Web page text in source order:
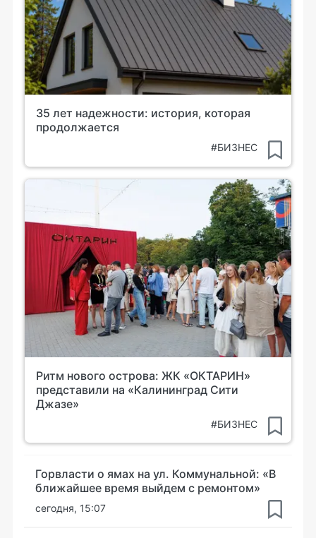
35 лет надежности: история, которая
продолжается
#БИЗНЕС
Ритм нового острова: ЖК «ОКТАРИН»
представили на «Калининград Сити
Джазе»
#БИЗНЕС
Горвласти о ямах на ул. Коммунальной: «В
ближайшее время выйдем с ремонтом»
сегодня, 15:07